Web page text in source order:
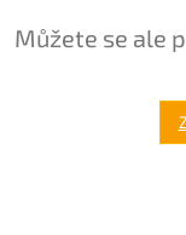
Můžete se ale